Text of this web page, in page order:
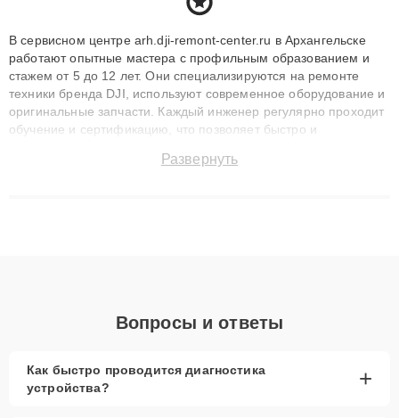
В сервисном центре arh.dji-remont-center.ru в Архангельске
работают опытные мастера с профильным образованием и
стажем от 5 до 12 лет. Они специализируются на ремонте
техники бренда DJI, используют современное оборудование и
оригинальные запчасти. Каждый инженер регулярно проходит
обучение и сертификацию, что позволяет быстро и
сохранением гарантии до 3 лет. Наши мастера решают
Развернуть
Вопросы и ответы
Как быстро проводится диагностика
устройства?
+